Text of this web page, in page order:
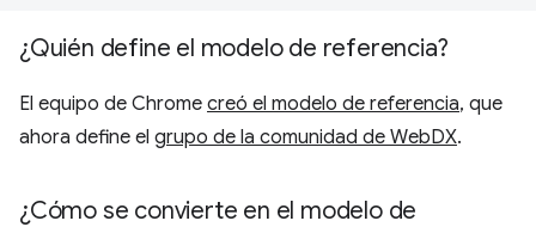
¿Quién define el modelo de referencia?
El equipo de Chrome creó el modelo de referencia, que
ahora define el grupo de la comunidad de WebDX.
¿Cómo se convierte en el modelo de